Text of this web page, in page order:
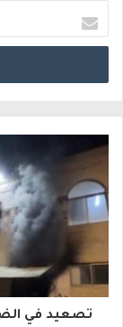
د
خ
ب
ي
ك
ا
تصعيد في